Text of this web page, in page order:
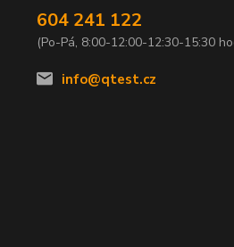
604 241 122
(Po-Pá, 8:00-12:00-12:30-15:30
info@qtest.cz